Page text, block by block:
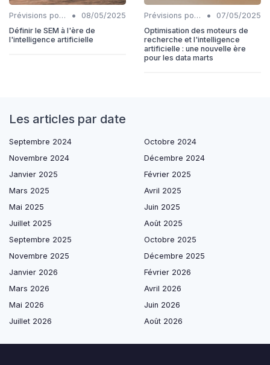
Prévisions pour l'intégration IA et SEO •
08/05/2025
Définir le SEM à l'ère de
l'intelligence artificielle
Prévisions pour l'intégration IA et SEO •
07/05/2025
Optimisation des moteurs de
recherche et l'intelligence
artificielle : une nouvelle ère
pour les data marts
Les articles par date
Septembre 2024
Octobre 2024
Novembre 2024
Décembre 2024
Janvier 2025
Février 2025
Mars 2025
Avril 2025
Mai 2025
Juin 2025
Juillet 2025
Août 2025
Septembre 2025
Octobre 2025
Novembre 2025
Décembre 2025
Janvier 2026
Février 2026
Mars 2026
Avril 2026
Mai 2026
Juin 2026
Juillet 2026
Août 2026